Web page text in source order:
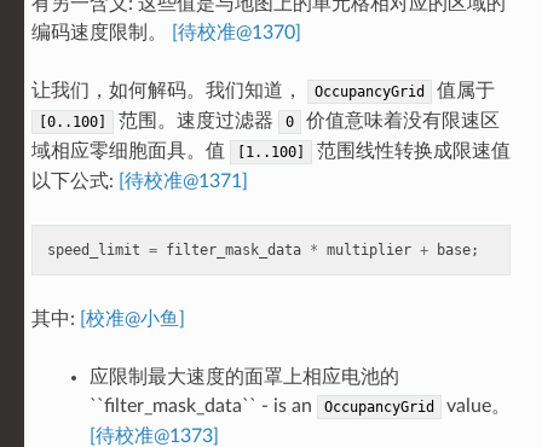
编码速度限制。
[待校准@1370]
让我们，如何解码。我们知道， OccupancyGrid 值属于
[0..100] 范围。速度过滤器 0
价值意味着没有限速区
域相应零细胞面具。值
[1..100]
范围线性转换成限速值
以下公式:
[待校准@1371]
speed_limit = filter_mask_data * multiplier + base;
其中: [校准@小鱼]
应限制最大速度的面罩上相应电池的
``filter_mask_data`` - is an
OccupancyGrid
value。
[待校准@1373]